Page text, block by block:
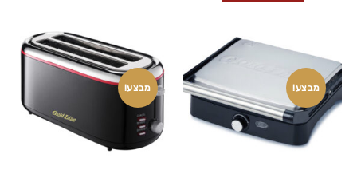
מבצע! מבצע!